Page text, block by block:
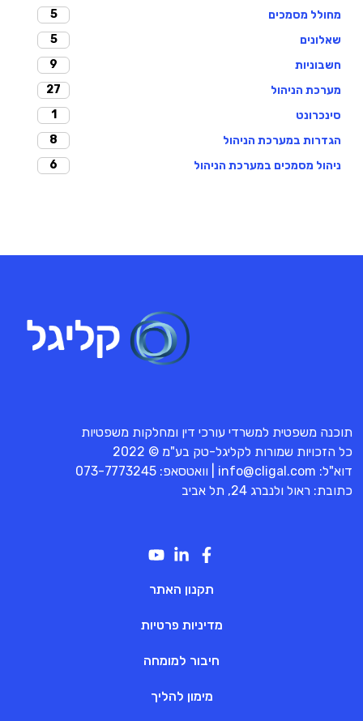
מחולל מסמכים
5
שאלונים
5
חשבוניות
9
מערכת הניהול
27
סינכרונט
1
הגדרות במערכת הניהול
8
ניהול מסמכים במערכת הניהול
6
תוכנה משפטית למשרדי עורכי דין ומחלקות משפטיות
כל הזכויות שמורות לקליגל-טק בע"מ © 2022
דוא"ל: info@cligal.com | וואטסאפ: 073-7773245
כתובת: ראול ולנברג 24, תל אביב
תקנון האתר
מדיניות פרטיות
חיבור למומחה
מימון להליך